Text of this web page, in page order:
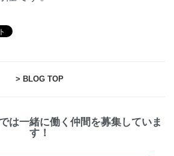
> BLOG TOP
は一緒に働く仲間を募集していま
す！